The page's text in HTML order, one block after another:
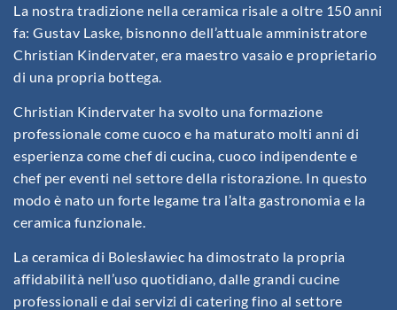
La nostra tradizione nella ceramica risale a oltre 150 anni
fa: Gustav Laske, bisnonno dell’attuale amministratore
Christian Kindervater, era maestro vasaio e proprietario
di una propria bottega.
Christian Kindervater ha svolto una formazione
professionale come cuoco e ha maturato molti anni di
esperienza come chef di cucina, cuoco indipendente e
chef per eventi nel settore della ristorazione. In questo
modo è nato un forte legame tra l’alta gastronomia e la
ceramica funzionale.
La ceramica di Bolesławiec ha dimostrato la propria
affidabilità nell’uso quotidiano, dalle grandi cucine
professionali e dai servizi di catering fino al settore